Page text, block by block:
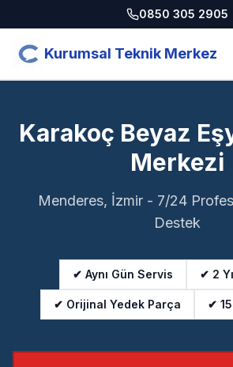
0850 305 2905
Kurumsal Teknik Merkez
Karakoç Beyaz
Merkezi
Menderes, İzmir - 7/24
Destek
✔ Aynı Gün Servis ✔ 2
✔ Orijinal Yedek Parça ✔